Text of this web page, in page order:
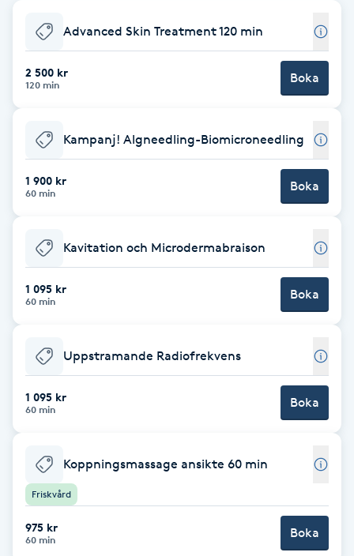
Babylights
Balayage
Barber
BIAB
Blowout
Brynfärgning
Brynplockning
Advanced Skin Treatment 120 min
2 500 kr
120 min Boka
Kampanj! Algneedling-Biomicroneedling
1 900 kr
60 min Boka
Kavitation och Microdermabraison
1 095 kr
60 min Boka
Uppstramande Radiofrekvens
1 095 kr
60 min Boka
Koppningsmassage ansikte 60 min
Friskvård
975 kr
60 min Boka